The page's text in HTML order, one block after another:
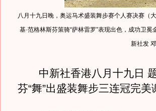
八月十九日晚，奥运马术盛装舞步赛个人赛决赛（
基·范格林斯芬策骑“萨林雷罗”表现出色，成功卫
新社发
中新社香港八月十九日 题
芬“舞”出盛装舞步三连冠完美